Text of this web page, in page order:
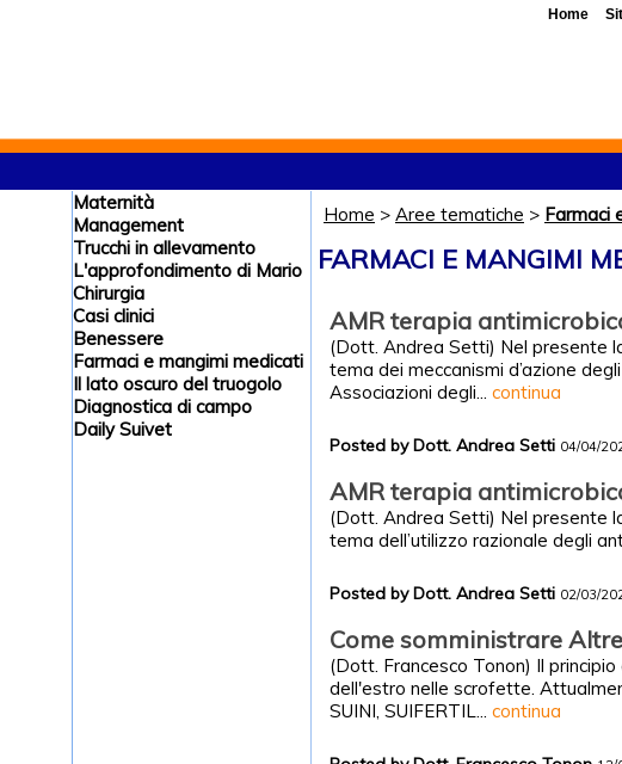
Maternità
Management
Trucchi in allevamento
L'approfondimento di Mario
Chirurgia
Casi clinici
Benessere
Farmaci e mangimi medicati
Il lato oscuro del truogolo
Diagnostica di campo
Daily Suivet
Home > Aree tematiche > Farmaci
FARMACI E MANGIMI
AMR terapia
(Dott. Andrea Setti) Nel presente
tema dei meccanismi d’azione
Associazioni degli... continua
Posted by Dott. Andrea Setti 04/04/
AMR terapia
(Dott. Andrea Setti) Nel presente
tema dell’utilizzo razionale degli
Posted by Dott. Andrea Setti 02/03/
Come somministrare
(Dott. Francesco Tonon) Il
dell'estro nelle scrofette.
SUINI, SUIFERTIL... continua
Home